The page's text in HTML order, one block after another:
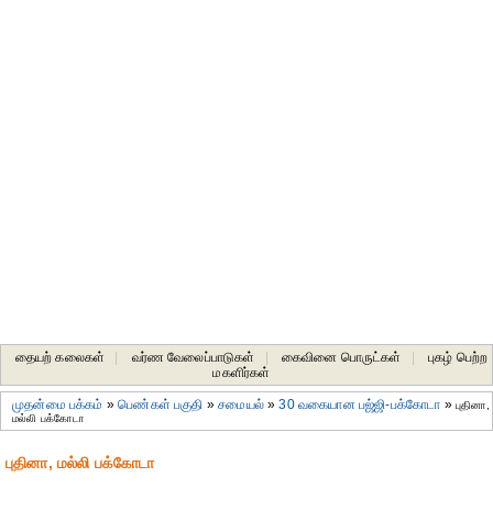
தையற் கலைகள் வர்ண வேலைப்பாடுகள் கைவினை பொருட்கள்
புகழ் பெற்ற
மகளிர்கள்
முதன்மை பக்கம் »பெண்கள் பகுதி »சமையல்»30 வகையான பஜ்ஜி-பக்கோடா » புதினா,
மல்லி பக்கோடா
புதினா, மல்லி பக்கோடா